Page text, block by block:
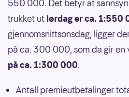
550 000. Det betyr at
trukket ut lørdag er ca. 1:550
gjennomsnittsonsdag, ligger
på ca. 300 000, som da gir en
på ca. 1:300 000.
Antall premieutbetalinger